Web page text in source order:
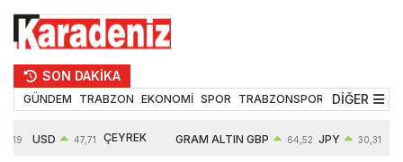
SON DAKİKA
GÜNDEM TRABZON EKONOMİ SPOR TRABZONSPOR TEKNOLOJİ
DİĞER
USD 47,71 ÇEYREK GRAM ALTIN GBP 64,52 JPY 30,31